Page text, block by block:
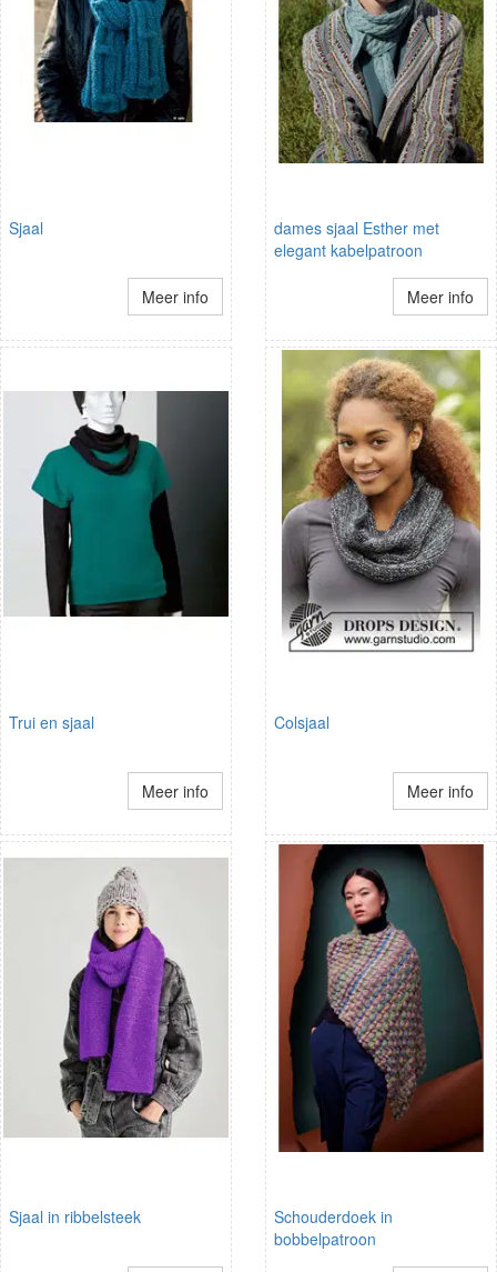
Sjaal
Meer info
dames sjaal Esther met
elegant kabelpatroon
Meer info
Trui en sjaal
Meer info
Colsjaal
Meer info
Sjaal in ribbelsteek
Schouderdoek in
bobbelpatroon